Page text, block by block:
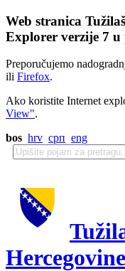
Web stranica
Explorer verzije 7 u
Preporučujemo
ili Firefox.
Ako koristite Internet
View".
bos hrv срп eng
Hercegovine